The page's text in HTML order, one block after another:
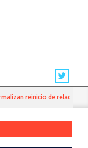
reinicio de relaciones